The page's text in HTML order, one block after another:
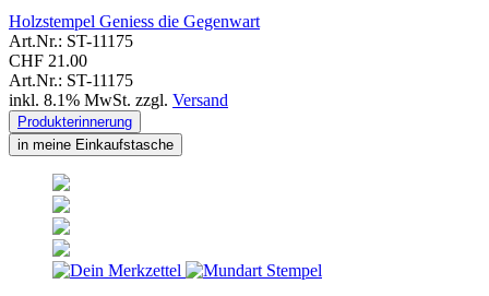
Holzstempel Geniess die Gegenwart
Art.Nr.: ST-11175
CHF 21.00
Art.Nr.: ST-11175
inkl. 8.1% MwSt. zzgl. Versand
Produkterinnerung
in meine Einkaufstasche